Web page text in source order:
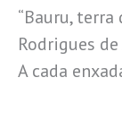
“Bauru, terra
Rodrigues
A cada